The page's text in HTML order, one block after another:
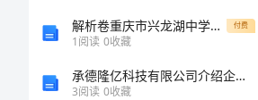
解析卷重庆市兴龙湖中学数学七年级上册第四单元几何图形初步章节练习试卷（含答案详解版） 付费
1阅读 0收藏
承德隆亿科技有限公司介绍企业发展分析报告
3阅读 0收藏